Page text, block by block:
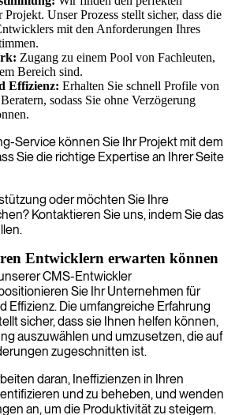
Unser Prozess stellt sicher, dass die
mit den Anforderungen Ihres
Zugang zu einem Pool von Fachleuten,
Bereich sind.
Effizienz: Erhalten Sie schnell Profile von
sodass Sie ohne Verzögerung
Service können Sie Ihr Projekt mit dem
Sie die richtige Expertise an Ihrer Seite
oder möchten Sie Ihre
Kontaktieren Sie uns, indem Sie das
Entwicklern erwarten können
CMS-Entwickler
Sie Ihr Unternehmen für
Effizienz. Die umfangreiche Erfahrung
sicher, dass sie Ihnen helfen können,
auszuwählen und umzusetzen, die auf
zugeschnitten ist.
daran, Ineffizienzen in Ihren
und zu beheben, und wenden
an, um die Produktivität zu steigern.